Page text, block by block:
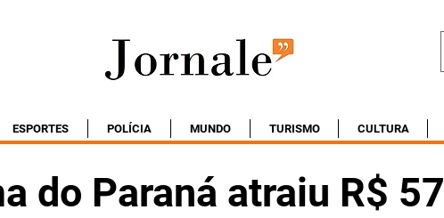
ESPORTES POLÍCIA MUNDO TURISMO CULTURA
do Paraná atraiu R$ 57